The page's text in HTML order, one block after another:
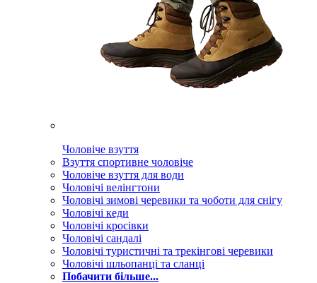
Чоловіче взуття
Взуття спортивне чоловіче
Чоловіче взуття для води
Чоловічі велінгтони
Чоловічі зимові черевики та чоботи для снігу
Чоловічі кеди
Чоловічі кросівки
Чоловічі сандалі
Чоловічі туристичні та трекінгові черевики
Чоловічі шльопанці та сланці
Побачити більше...